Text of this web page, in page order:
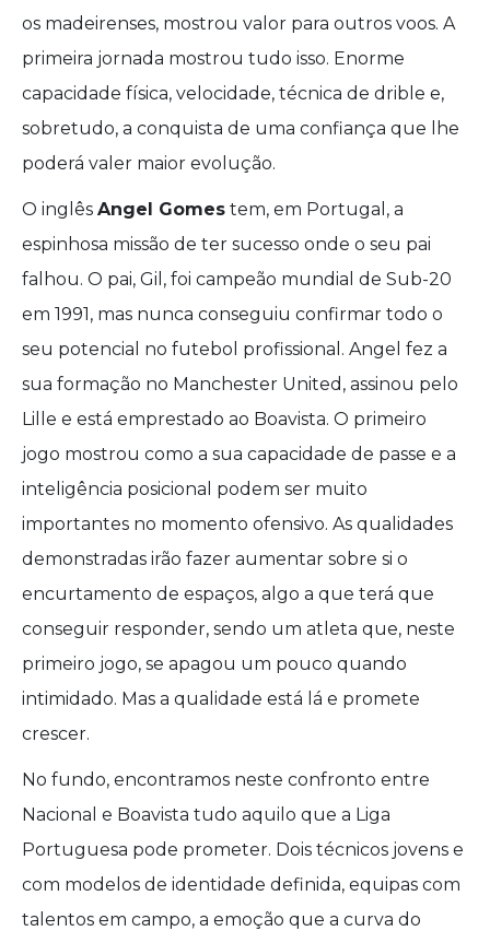
os madeirenses, mostrou valor para outros voos. A
primeira jornada mostrou tudo isso. Enorme
capacidade física, velocidade, técnica de drible e,
sobretudo, a conquista de uma confiança que lhe
poderá valer maior evolução.
O inglês Angel Gomes tem, em Portugal, a
espinhosa missão de ter sucesso onde o seu pai
falhou. O pai, Gil, foi campeão mundial de Sub-20
em 1991, mas nunca conseguiu confirmar todo o
seu potencial no futebol profissional. Angel fez a
sua formação no Manchester United, assinou pelo
Lille e está emprestado ao Boavista. O primeiro
jogo mostrou como a sua capacidade de passe e a
inteligência posicional podem ser muito
importantes no momento ofensivo. As qualidades
demonstradas irão fazer aumentar sobre si o
encurtamento de espaços, algo a que terá que
conseguir responder, sendo um atleta que, neste
primeiro jogo, se apagou um pouco quando
intimidado. Mas a qualidade está lá e promete
crescer.
No fundo, encontramos neste confronto entre
Nacional e Boavista tudo aquilo que a Liga
Portuguesa pode prometer. Dois técnicos jovens e
com modelos de identidade definida, equipas com
talentos em campo, a emoção que a curva do